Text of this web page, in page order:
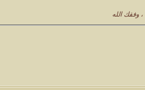
وفقك الله